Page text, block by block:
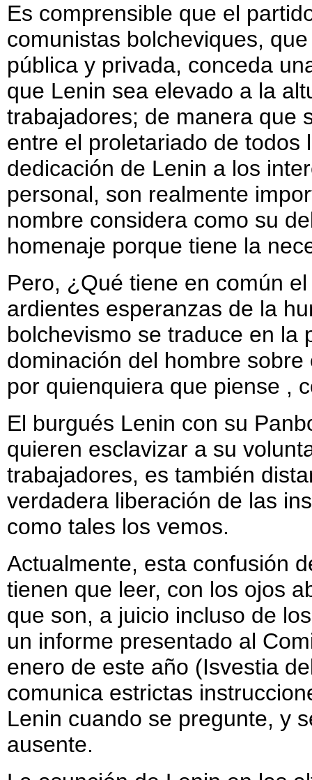
Es comprensible que el
comunistas bolcheviques,
pública y privada, conceda
que Lenin sea elevado a la
trabajadores; de manera que
entre el proletariado de
dedicación de Lenin a los
personal, son realmente
nombre considera como su
homenaje porque tiene la
Pero, ¿Qué tiene en común
ardientes esperanzas de la
bolchevismo se traduce en la
dominación del hombre
por quienquiera que piense ,
El burgués Lenin con su
quieren esclavizar a su
trabajadores, es también
verdadera liberación de las
como tales los vemos.
Actualmente, esta confusión
tienen que leer, con los ojos
que son, a juicio incluso de
un informe presentado al
enero de este año (Isvestia
comunica estrictas
Lenin cuando se pregunte, y
ausente.